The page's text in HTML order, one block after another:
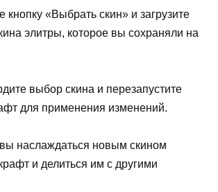
кнопку «Выбрать скин» и загрузите
элитры, которое вы сохраняли на
выбор скина и перезапустите
для применения изменений.
наслаждаться новым скином
и делиться им с другими